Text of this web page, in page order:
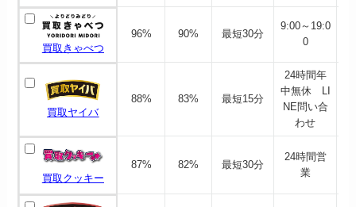
買取きゃべつ
96% 90% 最短30分
9:00～19:0
0
買取ヤイバ
88% 83% 最短15分
24時間年
中無休 LI
NE問い合
わせ
買取クッキー
87% 82% 最短30分
24時間営
業